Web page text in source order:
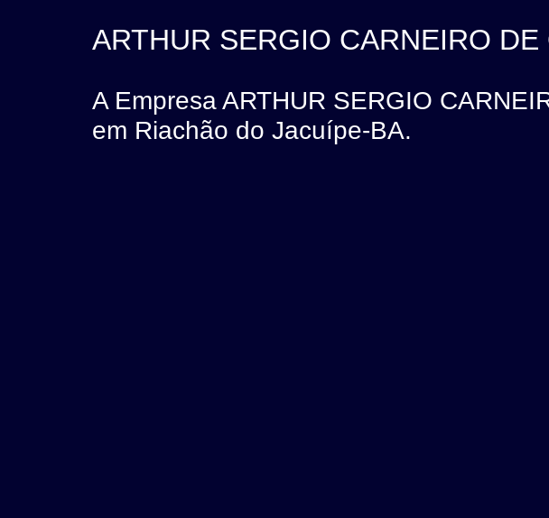
ARTHUR SERGIO CARNEIRO
A Empresa ARTHUR SERGIO
em Riachão do Jacuípe-BA.